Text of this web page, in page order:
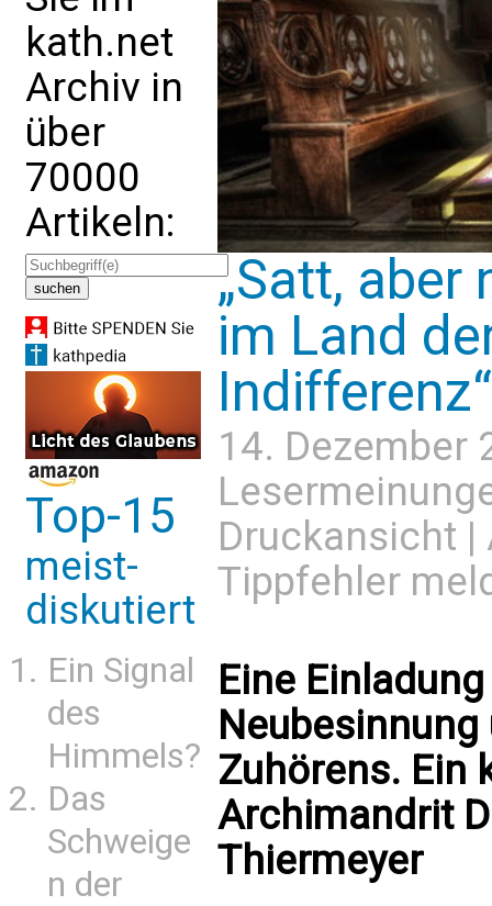
kath.net
Archiv in
über
70000
Artikeln:
Top-15
meist-
diskutiert
Ein Signal
des
Himmels?
Das
Schweige
n der
„Satt,
im Land
Indifferenz“
14. Dezember
Druckansicht |
Tippfehler
Eine
Zuhörens. Ein
Archimandrit
Thiermeyer